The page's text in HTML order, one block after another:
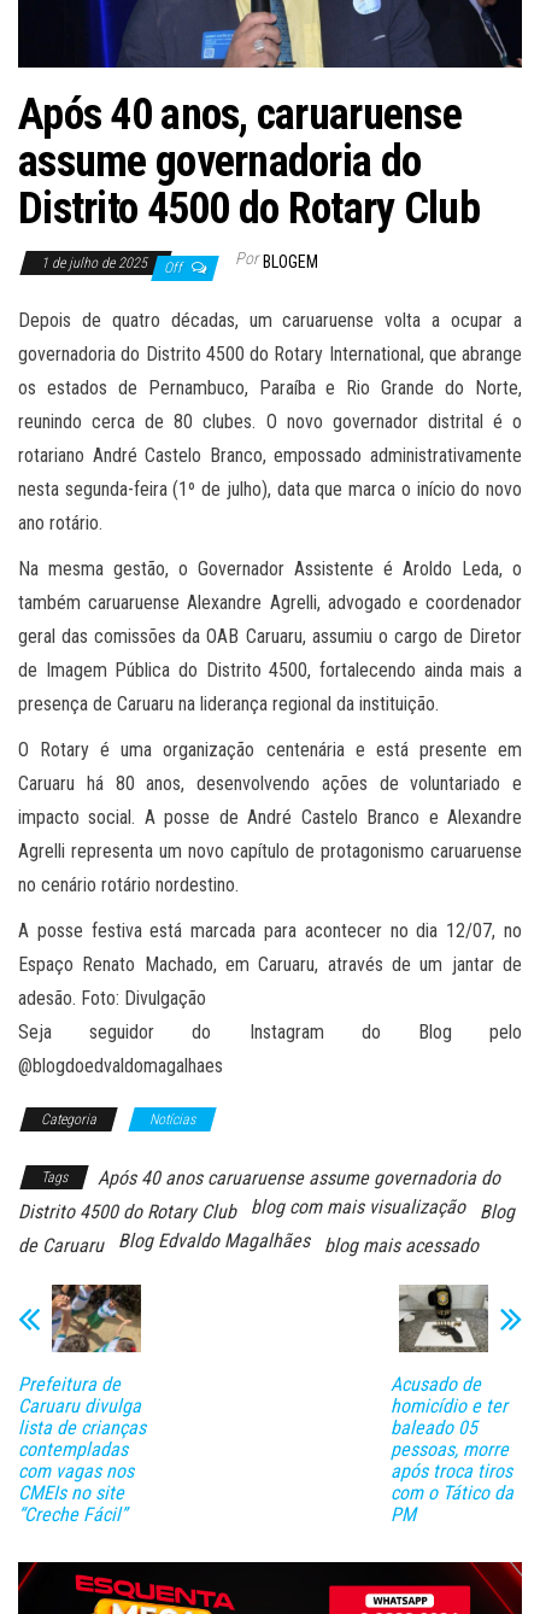
Após 40 anos, caruaruense
assume governadoria do
Distrito 4500 do Rotary Club
1 de julho de 2025 Off Por BLOGEM
Depois de quatro décadas, um caruaruense volta a ocupar a
governadoria do Distrito 4500 do Rotary International, que abrange
os estados de Pernambuco, Paraíba e Rio Grande do Norte,
reunindo cerca de 80 clubes. O novo governador distrital é o
rotariano André Castelo Branco, empossado administrativamente
nesta segunda-feira (1º de julho), data que marca o início do novo
ano rotário.
Na mesma gestão, o Governador Assistente é Aroldo Leda, o
também caruaruense Alexandre Agrelli, advogado e coordenador
geral das comissões da OAB Caruaru, assumiu o cargo de Diretor
de Imagem Pública do Distrito 4500, fortalecendo ainda mais a
presença de Caruaru na liderança regional da instituição.
O Rotary é uma organização centenária e está presente em
Caruaru há 80 anos, desenvolvendo ações de voluntariado e
impacto social. A posse de André Castelo Branco e Alexandre
Agrelli representa um novo capítulo de protagonismo caruaruense
no cenário rotário nordestino.
A posse festiva está marcada para acontecer no dia 12/07, no
Espaço Renato Machado, em Caruaru, através de um jantar de
adesão. Foto: Divulgação
Seja seguidor do Instagram do Blog pelo
@blogdoedvaldomagalhaes
Categoria Notícias
Tags
Após 40 anos caruaruense assume governadoria do
Distrito 4500 do Rotary Club
blog com mais visualização
Blog
de Caruaru
Blog Edvaldo Magalhães blog mais acessado
Prefeitura de
Caruaru divulga
lista de crianças
contempladas
com vagas nos
CMEIs no site
“Creche Fácil”
Acusado de
homicídio e ter
baleado 05
pessoas, morre
após troca tiros
com o Tático da
PM